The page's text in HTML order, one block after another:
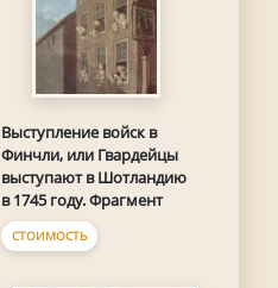
Выступление войск в
Финчли, или Гвардейцы
выступают в Шотландию
в 1745 году. Фрагмент
СТОИМОСТЬ